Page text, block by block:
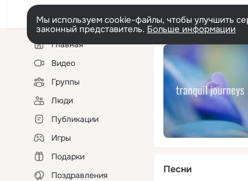
Мы используем cookie-файлы, чтобы улучшить
законный представитель. Больше информации
Левая
колонкаГлавная
Видео
Группы
Люди
Публикации
Игры
Подарки
Поздравления
Песни